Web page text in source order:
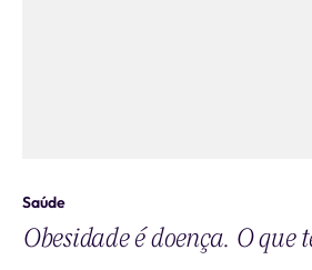
Saúde
Obesidade é doença. O que